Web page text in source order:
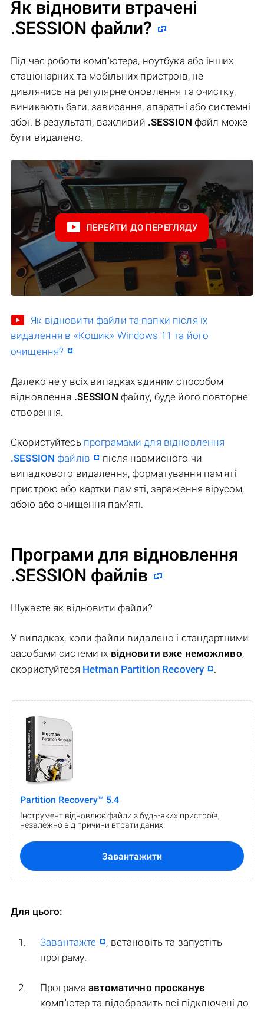
Як відновити втрачені
.SESSION файли?
Під час роботи комп'ютера, ноутбука або інших
стаціонарних та мобільних пристроїв, не
дивлячись на регулярне оновлення та очистку,
виникають баги, зависання, апаратні або системні
збої. В результаті, важливий .SESSION файл може
бути видалено.
ПЕРЕЙТИ ДО ПЕРЕГЛЯДУ
Як відновити файли та папки після їх
видалення в «Кошик» Windows 11 та його
очищення?
Далеко не у всіх випадках єдиним способом
відновлення .SESSION файлу, буде його повторне
створення.
Скористуйтесь програмами для відновлення
.SESSION файлів
після навмисного чи
випадкового видалення, форматування пам'яті
пристрою або картки пам'яті, зараження вірусом,
збою або очищення пам'яті.
Програми для відновлення
.SESSION файлів
Шукаєте як відновити файли?
У випадках, коли файли видалено і стандартними
засобами системи їх відновити вже неможливо,
скористуйтеся Hetman Partition Recovery .
Partition Recovery™ 5.4
Інструмент відновлює файли з будь-яких пристроїв,
незалежно від причини втрати даних.
Завантажити
Для цього:
Завантажте
, встановіть та запустіть
програму.
Програмаавтоматично просканує
комп'ютер та відобразить всі підключені до